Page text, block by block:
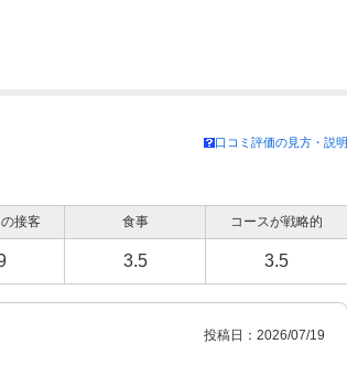
口コミ評価の見方・説明
接客 食事 コースが戦略的
3.5 3.5
投稿日：2026/07/19